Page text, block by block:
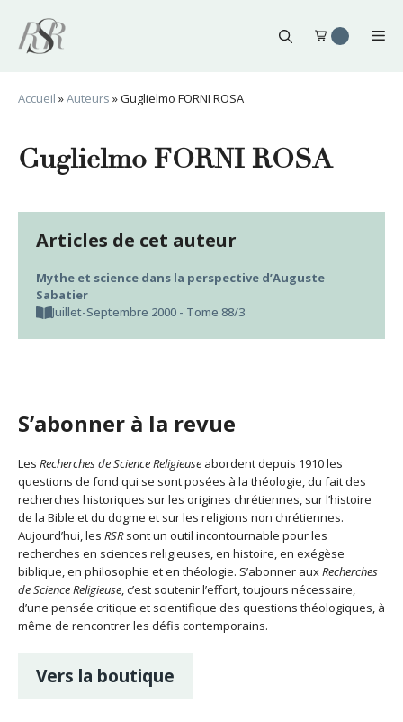
contenu
Accueil »Auteurs »Guglielmo FORNI ROSA
Guglielmo FORNI ROSA
Articles de cet auteur
Mythe et science dans la perspective d’Auguste
Sabatier
Juillet-Septembre 2000 - Tome 88/3
S’abonner à la revue
Les Recherches de Science Religieuse abordent depuis 1910 les
questions de fond qui se sont posées à la théologie, du fait des
recherches historiques sur les origines chrétiennes, sur l’histoire
de la Bible et du dogme et sur les religions non chrétiennes.
Aujourd’hui, les RSRsont un outil incontournable pour les
recherches en sciences religieuses, en histoire, en exégèse
biblique, en philosophie et en théologie. S’abonner auxRecherches
de Science Religieuse, c’est soutenir l’effort, toujours nécessaire,
d’une pensée critique et scientifique des questions théologiques, à
même de rencontrer les défis contemporains.
Vers la boutique